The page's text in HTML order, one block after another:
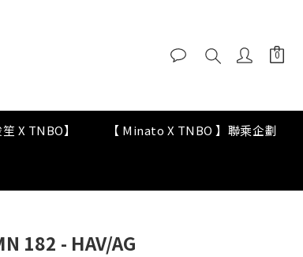
X TNBO】 【 Minato X TNBO 】聯乘企劃
182 - HAV/AG